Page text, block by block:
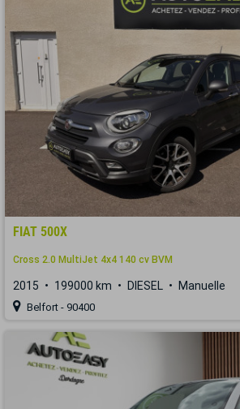
FIAT 500X
Cross 2.0 MultiJet 4x4 140 cv BVM
2015 199000 km DIESEL Manuelle
Belfort - 90400